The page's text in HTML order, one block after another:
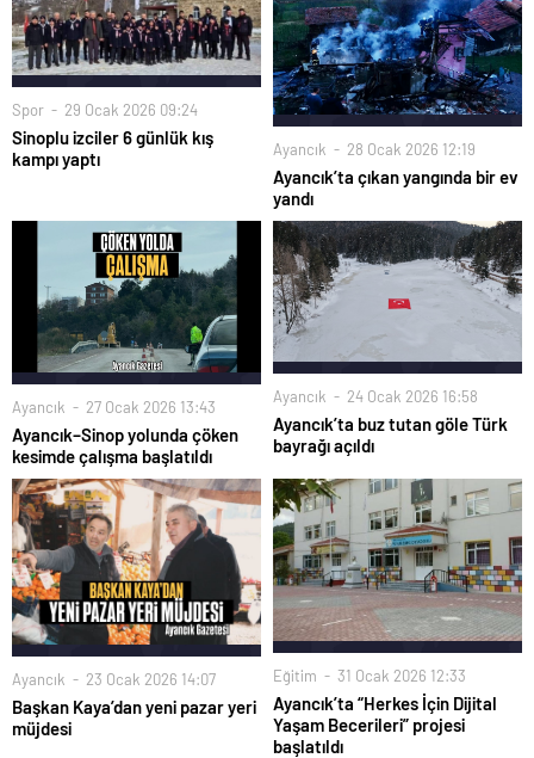
Spor 29 Ocak 2026 09:24
Sinoplu izciler 6 günlük kış
kampı yaptı
Ayancık 28 Ocak 2026 12:19
Ayancık’ta çıkan yangında bir ev
yandı
Ayancık 27 Ocak 2026 13:43
Ayancık–Sinop yolunda çöken
kesimde çalışma başlatıldı
Ayancık 24 Ocak 2026 16:58
Ayancık’ta buz tutan göle Türk
bayrağı açıldı
Ayancık 23 Ocak 2026 14:07
Başkan Kaya’dan yeni pazar yeri
müjdesi
Eğitim 31 Ocak 2026 12:33
Ayancık’ta “Herkes İçin Dijital
Yaşam Becerileri” projesi
başlatıldı